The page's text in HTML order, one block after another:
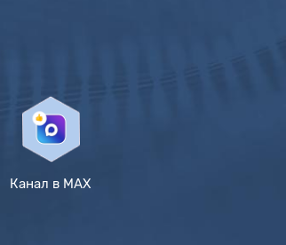
Канал в MAX